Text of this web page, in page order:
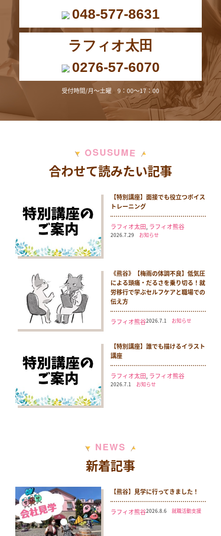
048-577-8631
ラフィオ太田
0276-57-6070
受付時間/月～土曜 9：00～17：00
OSUSUME
合わせて読みたい記事
【特別講座】面接でも役立つボイス
トレーニング
ラフィオ太田, ラフィオ熊谷
2026.7.29 お知らせ
《熊谷》【梅雨の体調不良】低気圧
による頭痛・だるさを乗り切る！就
労移行で学ぶセルフケアと職場での
伝え方
ラフィオ熊谷2026.7.1 お知らせ
【特別講座】誰でも描けるイラスト
講座
ラフィオ太田, ラフィオ熊谷
2026.7.1 お知らせ
NEWS
新着記事
【熊谷】見学に行ってきました！
ラフィオ熊谷2026.8.6 就職活動支援